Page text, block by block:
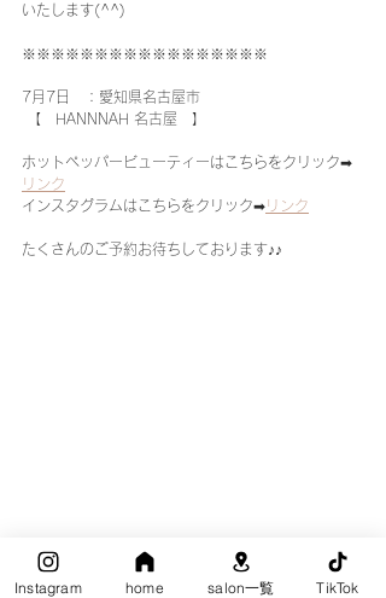
いたします(^^)
※※※※※※※※※※※※※※※※※
7月7日　：愛知県名古屋市
【　HANNNAH 名古屋　】
ホットペッパービューティーはこちらをクリック➡
リンク
インスタグラムはこちらをクリック➡リンク
たくさんのご予約お待ちしております♪♪
Instagram home salon一覧 TikTok